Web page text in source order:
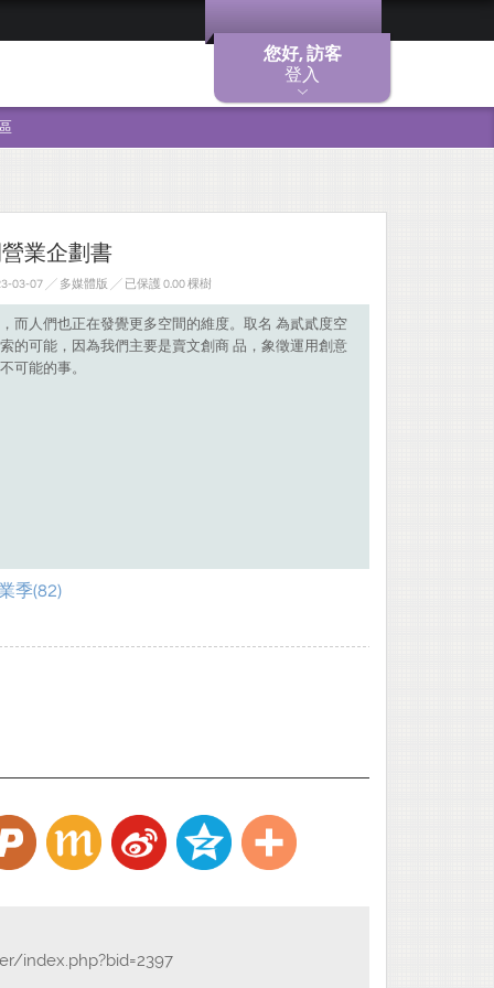
您好, 訪客
登入
業企劃書
03-07 ╱ 多媒體版 ╱ 已保護 0.00 棵樹
而人們也正在發覺更多空間的維度。取名 為貳貳度空
的可能，因為我們主要是賣文創商 品，象徵運用創意
可能的事。
季(82)
index.php?bid=2397